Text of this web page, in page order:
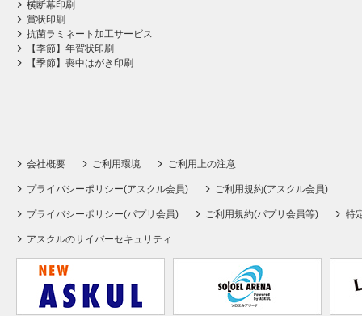
横断幕印刷
賞状印刷
抗菌ラミネート加工サービス
【季節】年賀状印刷
【季節】喪中はがき印刷
会社概要 ご利用環境 ご利用上の注意
プライバシーポリシー(アスクル会員) ご利用規約(アスクル会員)
プライバシーポリシー(パプリ会員) ご利用規約(パプリ会員等) 特
アスクルのサイバーセキュリティ